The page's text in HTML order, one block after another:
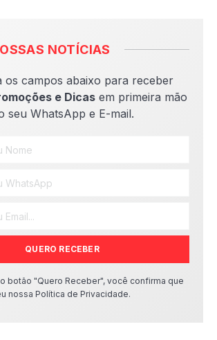
NOTÍCIAS
os campos abaixo para receber
e Dicasem primeira mão
seu WhatsApp e E-mail.
QUERO RECEBER
botão "Quero Receber", você confirma que
nossa Política de Privacidade.